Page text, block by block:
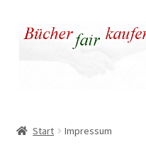
Zur
Navigation
Zum
Inhalt
Start Impressum